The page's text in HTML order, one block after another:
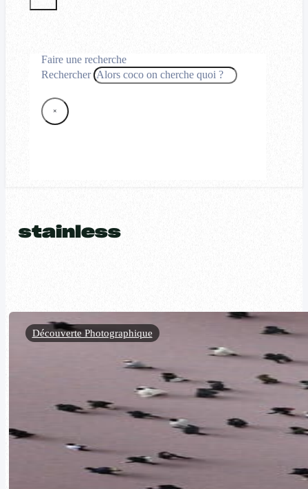
Faire une recherche
Rechercher
×
stainless
Découverte Photographique